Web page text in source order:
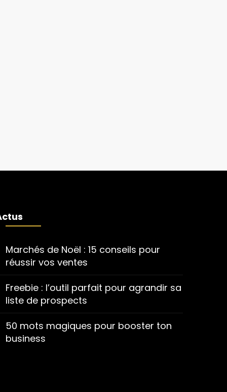
Marchés de Noël : 15 conseils pour
réussir vos ventes
Freebie : l’outil parfait pour agrandir sa
liste de prospects
50 mots magiques pour booster ton
business